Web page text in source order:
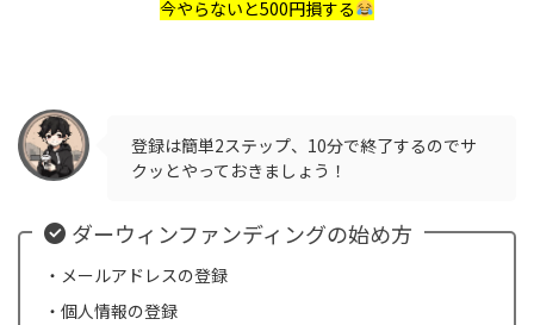
今やらないと500円損する
登録は簡単2ステップ、10分で終了するのでサ
クッとやっておきましょう！
ダーウィンファンディングの始め方
・メールアドレスの登録
・個人情報の登録